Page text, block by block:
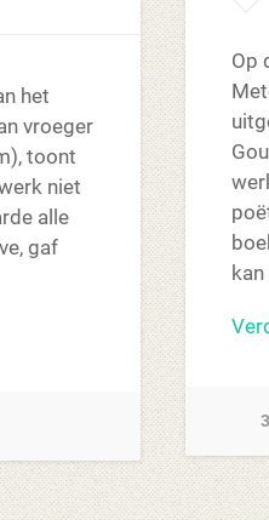
Op
het
vroeger
toont
niet
alle
gaf